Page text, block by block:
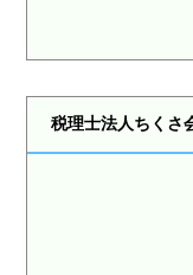
税理士法人ちくさ